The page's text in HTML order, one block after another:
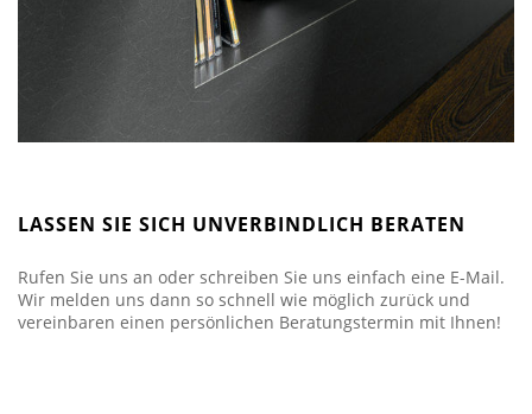
LASSEN SIE SICH UNVERBINDLICH BERATEN
Rufen Sie uns an oder schreiben Sie uns einfach eine E-Mail.
Wir melden uns dann so schnell wie möglich zurück und
vereinbaren einen persönlichen Beratungstermin mit Ihnen!